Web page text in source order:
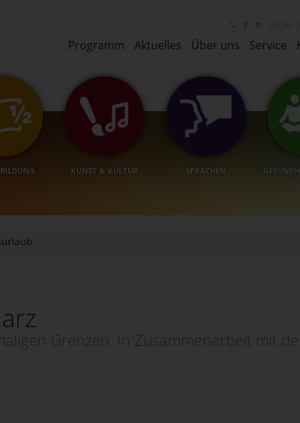
Programm Aktuelles Über uns Service
KUNST & KULTUR SPRACHEN
Grenzen. In Zusammenarbeit mit